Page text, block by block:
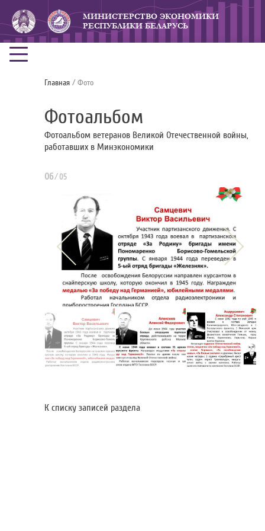
МИНИСТЕРСТВО ЭКОНОМИКИ
РЕСПУБЛИКИ БЕЛАРУСЬ
Главная / Фото
Фотоальбом
Фотоальбом ветеранов Великой Отечественной войны,
работавших в Минэкономики
06/ 05
К списку записей раздела